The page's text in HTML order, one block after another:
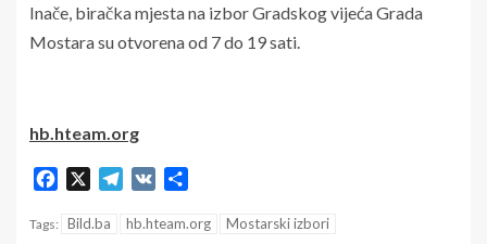
Inače, biračka mjesta na izbor Gradskog vijeća Grada
Mostara su otvorena od 7 do 19 sati.
hb.hteam.org
Facebook Telegram
VK
Tags: Bild.ba hb.hteam.org Mostarski izbori